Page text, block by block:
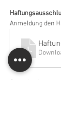
Anmeldung den